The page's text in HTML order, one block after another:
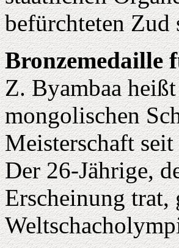
befürchteten
Bronzemedaille
Z. Byambaa
mongolischen
Meisterschaft seit
Der 26-Jährige,
Erscheinung trat,